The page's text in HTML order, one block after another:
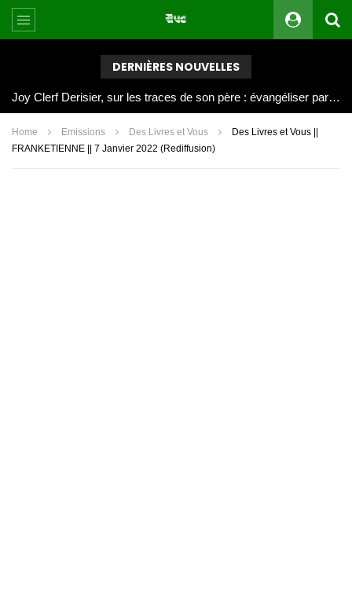
DERNIÈRES NOUVELLES
Joy Clerf Derisier, sur les traces de son père : évangéliser par la musique
Home Emissions Des Livres et Vous
Des Livres et Vous ||
FRANKETIENNE || 7 Janvier 2022 (Rediffusion)